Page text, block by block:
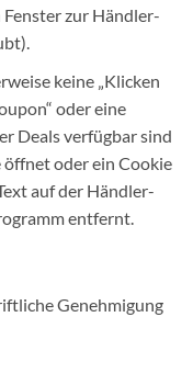
Fenster zur Händler-
keine „Klicken
oder eine
Deals verfügbar sind
oder ein Cookie
auf der Händler-
entfernt.
Genehmigung